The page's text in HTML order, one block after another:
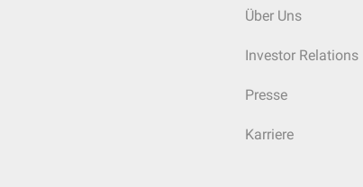
Über Uns
Investor Relations
Presse
Karriere